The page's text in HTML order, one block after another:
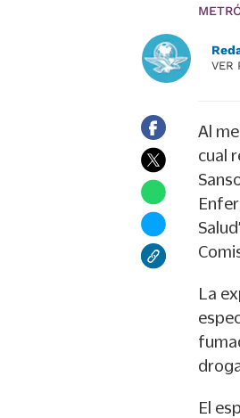
VER
Al
cual
La
El